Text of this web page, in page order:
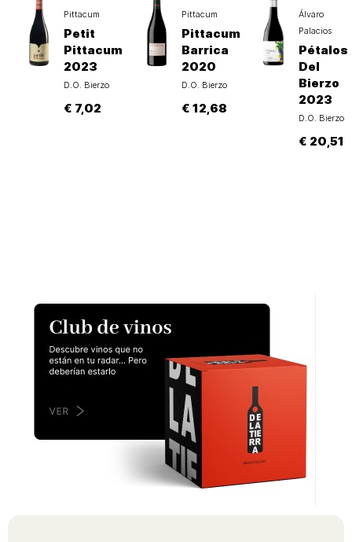
Pittacum
Petit
Pittacum
2023
D.O. Bierzo
€ 7,02
Pittacum
Pittacum
Barrica
2020
D.O. Bierzo
€ 12,68
Álvaro
Palacios
Pétalos
Del
Bierzo
2023
D.O. Bierzo
€ 20,51